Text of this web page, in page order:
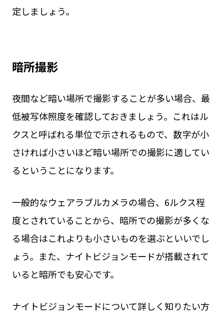
定しましょう。
暗所撮影
夜間など暗い場所で撮影することが多い場合、最
低被写体照度を確認しておきましょう。これはル
クスと呼ばれる単位で示されるもので、数字が小
さければ小さいほど暗い場所での撮影に適してい
るということになります。
一般的なウェアラブルカメラの場合、6ルクス程
度とされていることから、暗所での撮影が多くな
る場合はこれよりも小さいものを選ぶといいでし
ょう。また、ナイトビジョンモードが搭載されて
いると暗所でも安心です。
ナイトビジョンモードについて詳しく知りたい方